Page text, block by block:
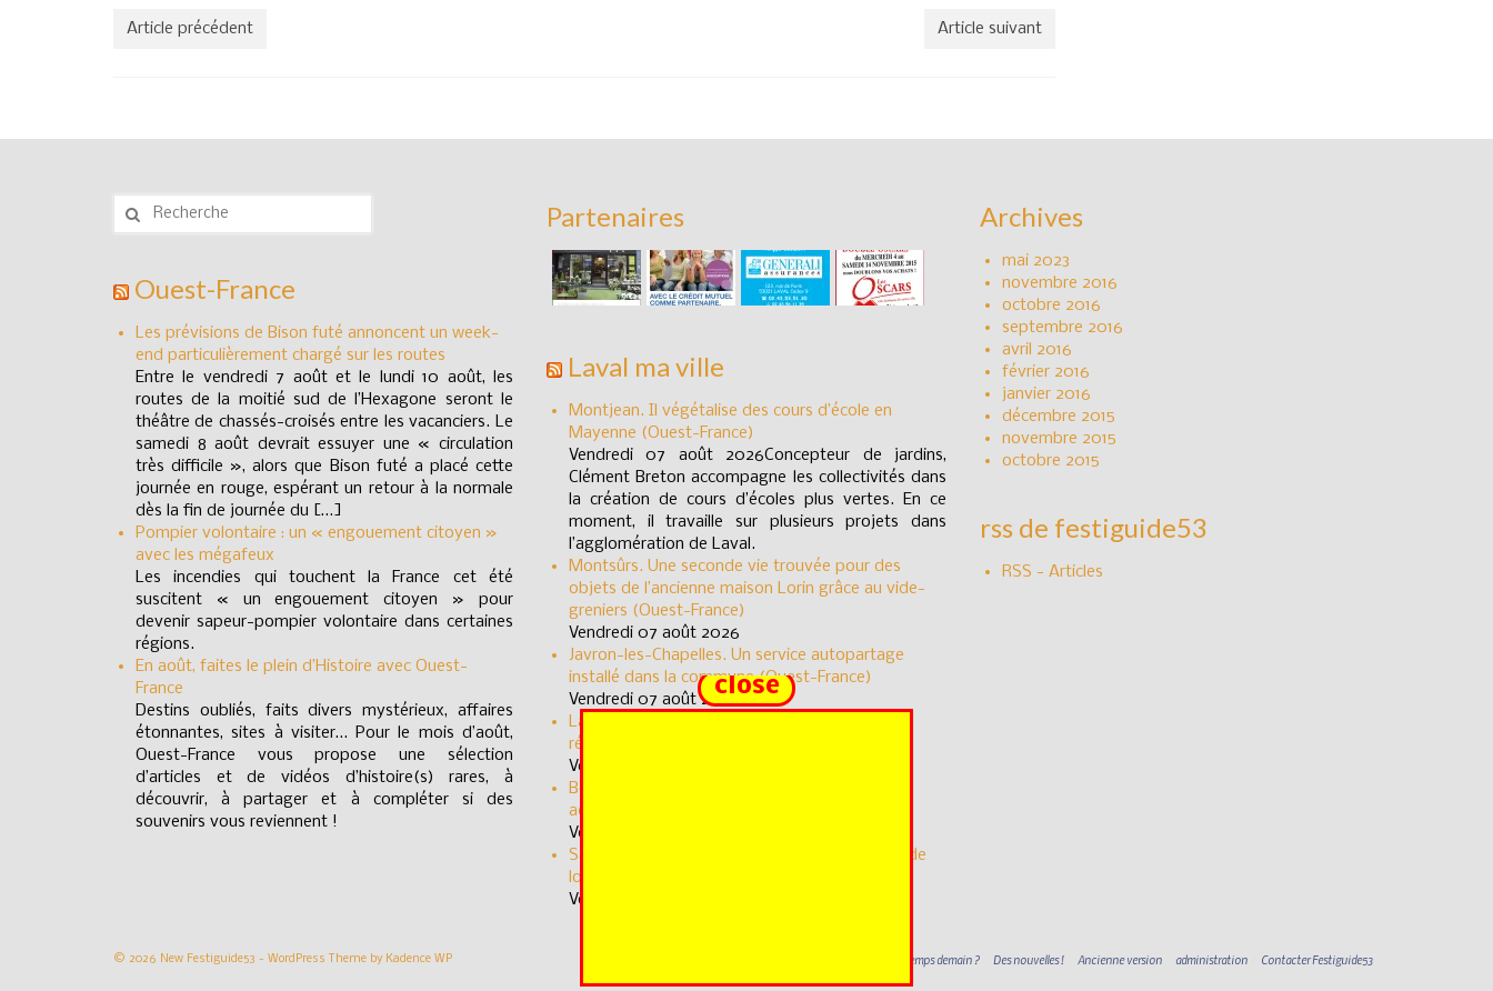
Article précédent Article suivant
Rechercher
Ouest-France
Les prévisions de Bison futé annoncent un week-
end particulièrement chargé sur les routes
Entre le vendredi 7 août et le lundi 10 août, les
routes de la moitié sud de l’Hexagone seront le
théâtre de chassés-croisés entre les vacanciers. Le
samedi 8 août devrait essuyer une « circulation
très difficile », alors que Bison futé a placé cette
journée en rouge, espérant un retour à la normale
dès la fin de journée du […]
Pompier volontaire : un « engouement citoyen »
avec les mégafeux
Les incendies qui touchent la France cet été
suscitent « un engouement citoyen » pour
devenir sapeur-pompier volontaire dans certaines
régions.
En août, faites le plein d’Histoire avec Ouest-
France
Destins oubliés, faits divers mystérieux, affaires
étonnantes, sites à visiter… Pour le mois d’août,
Ouest-France vous propose une sélection
d’articles et de vidéos d’histoire(s) rares, à
découvrir, à partager et à compléter si des
souvenirs vous reviennent !
Partenaires
Laval ma ville
Montjean. Il végétalise des cours d’école en
Mayenne (Ouest-France)
Vendredi 07 août 2026Concepteur de jardins,
Clément Breton accompagne les collectivités dans
la création de cours d’écoles plus vertes. En ce
moment, il travaille sur plusieurs projets dans
l’agglomération de Laval.
Montsûrs. Une seconde vie trouvée pour des
objets de l’ancienne maison Lorin grâce au vide-
greniers (Ouest-France)
Vendredi 07 août 2026
Javron-les-Chapelles. Un service autopartage
installé dans la commune (Ouest-France)
Vendredi 07 août 2026
Lassay-les-Châteaux. Les artisans locaux ont
réalisé les trophées (Ouest-France)
Vendredi 07 août 2026
Bouère. Le village vacances Nature et jardin a
accueilli ses touristes (Ouest-France)
Vendredi 07 août 2026
Saint-Pierre-la-Cour. Les activités de l’accueil de
loisirs perturbées par la chaleur (Ouest-France)
Vendredi 07 août 2026
Archives
mai 2023
novembre 2016
octobre 2016
septembre 2016
avril 2016
février 2016
janvier 2016
décembre 2015
novembre 2015
octobre 2015
rss de festiguide53
RSS - Articles
Quel temps demain ? Des nouvelles ! Ancienne version administration Contacter Festiguide53
© 2026 New Festiguide53 - WordPress Theme by Kadence WP
close